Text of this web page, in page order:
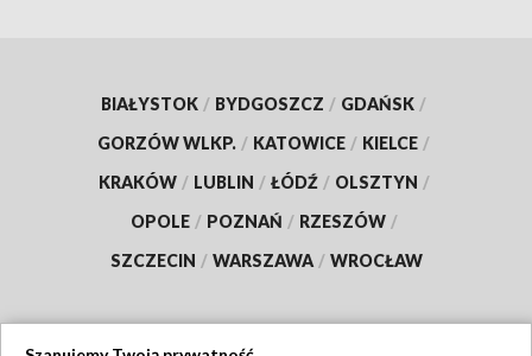
BIAŁYSTOK / BYDGOSZCZ / GDAŃSK /
GORZÓW WLKP. / KATOWICE / KIELCE /
KRAKÓW / LUBLIN / ŁÓDŹ / OLSZTYN /
OPOLE / POZNAŃ / RZESZÓW /
SZCZECIN / WARSZAWA / WROCŁAW